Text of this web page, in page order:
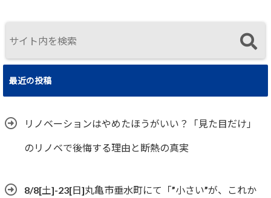
最近の投稿
リノベーションはやめたほうがいい？「見た目だけ」
のリノベで後悔する理由と断熱の真実
8/8[土]-23[日]丸亀市垂水町にて「”小さい”が、これか